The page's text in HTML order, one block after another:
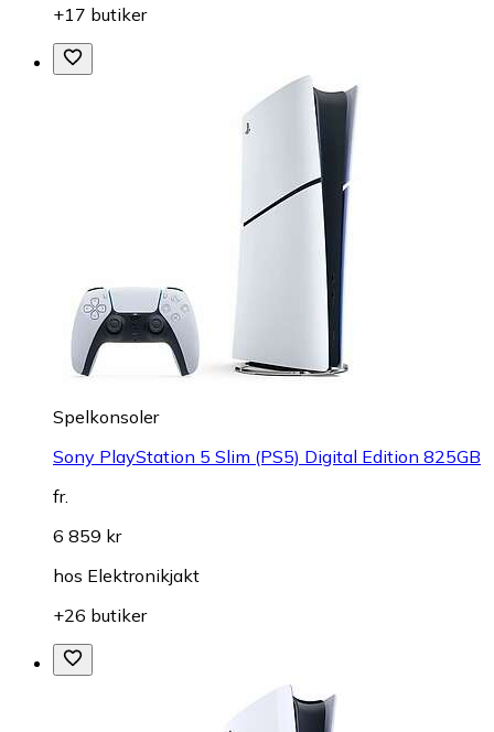
+17 butiker
Spelkonsoler
Sony PlayStation 5 Slim (PS5) Digital Edition 825GB
fr.
6 859 kr
hos Elektronikjakt
+26 butiker